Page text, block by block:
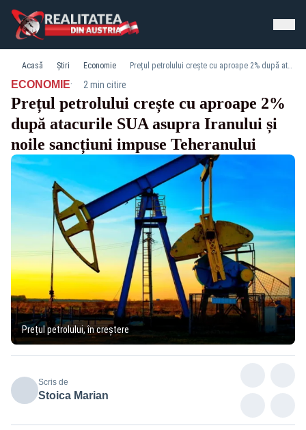
Acasă Știri Economie Prețul petrolului crește cu aproape 2% după atacurile SUA asupra Iranului și noile sancțiuni impuse Teheranului
ECONOMIE· 2 min citire
Prețul petrolului crește cu aproape 2%
după atacurile SUA asupra Iranului și
noile sancțiuni impuse Teheranului
Prețul petrolului, în creștere
Scris de
Stoica Marian